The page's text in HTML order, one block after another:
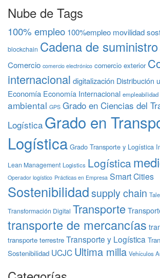
Nube de Tags
100% empleo 100%empleo movilidad
blockchain Cadena de suministro
Comercio comercio electrónico comercio exterior
internacional digitalización Distribución
Economía Economía Internacional empleabilidad
ambiental GPS Grado en Ciencias del
Logística Grado en
Logística Grado Transporte y Logística
Lean Management Logistics Logística
Operador logístico Prácticas en Empresa Smart Cities
Sostenibilidadsupply chain
Transformación Digital Transporte
transporte de mercancías
transporte terrestre Transporte y Logística
Sostenibilidad UCJC Ultima milla Vehículos